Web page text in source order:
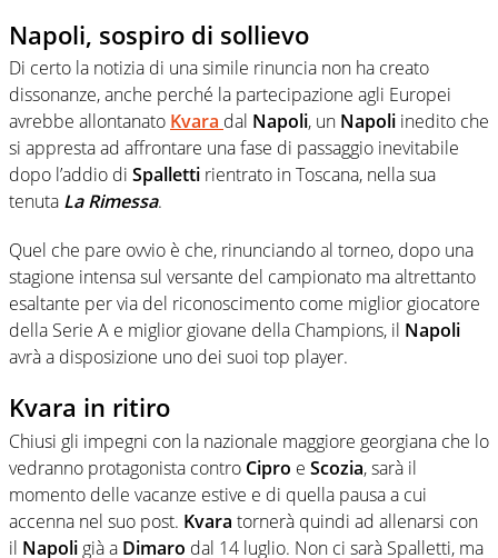
Napoli, sospiro di sollievo
Di certo la notizia di una simile rinuncia non ha creato
dissonanze, anche perché la partecipazione agli Europei
avrebbe allontanato Kvara dal Napoli, un Napoli inedito che
si appresta ad affrontare una fase di passaggio inevitabile
dopo l’addio di Spalletti rientrato in Toscana, nella sua
tenuta La Rimessa.
Quel che pare ovvio è che, rinunciando al torneo, dopo una
stagione intensa sul versante del campionato ma altrettanto
esaltante per via del riconoscimento come miglior giocatore
della Serie A e miglior giovane della Champions, il Napoli
avrà a disposizione uno dei suoi top player.
Kvara in ritiro
Chiusi gli impegni con la nazionale maggiore georgiana che lo
vedranno protagonista contro Cipro e Scozia, sarà il
momento delle vacanze estive e di quella pausa a cui
accenna nel suo post. Kvara tornerà quindi ad allenarsi con
il Napoli già a Dimaro dal 14 luglio. Non ci sarà Spalletti, ma